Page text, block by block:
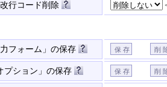
改行コード削除
力フォーム」の保存
プション」の保存